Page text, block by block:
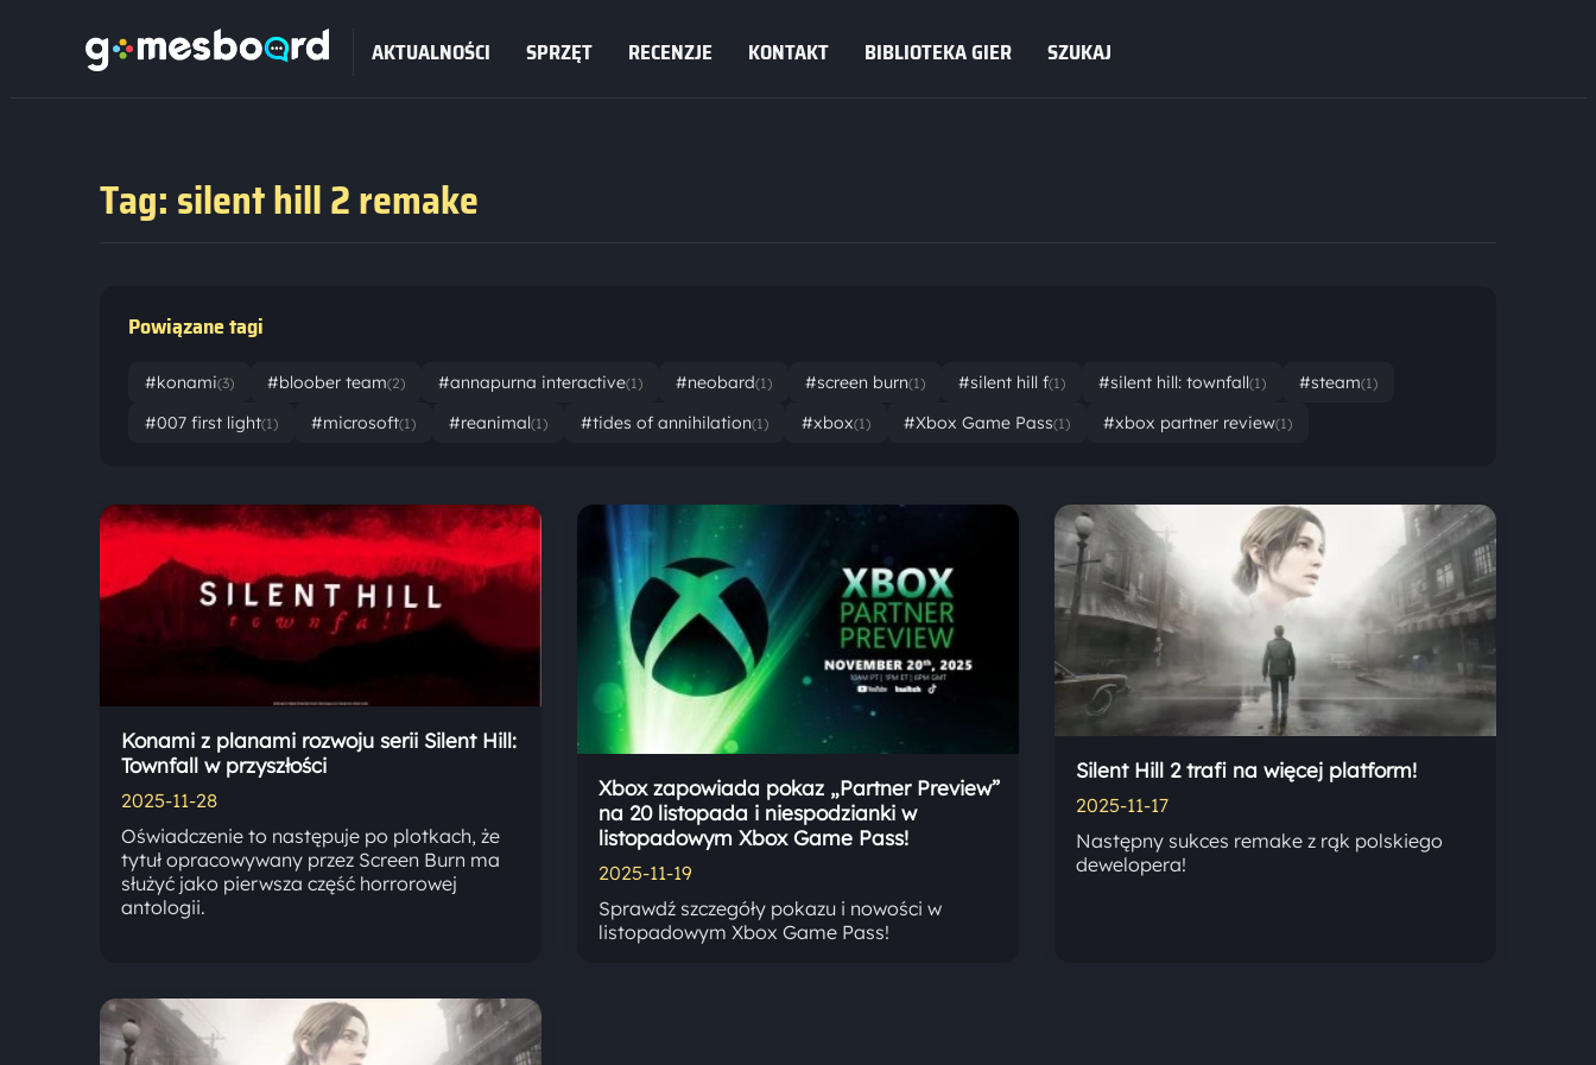
AKTUALNOŚCI SPRZĘT RECENZJE KONTAKT BIBLIOTEKA GIER SZUKAJ
Tag: silent hill 2 remake
Powiązane tagi
#konami(3) #bloober team(2) #annapurna interactive(1) #neobard(1) #screen burn(1) #silent hill f(1) #silent hill: townfall(1) #steam(1)
#007 first light(1) #microsoft(1) #reanimal(1) #tides of annihilation(1) #xbox(1) #Xbox Game Pass(1) #xbox partner review(1)
Konami z planami rozwoju serii Silent Hill:
Townfall w przyszłości
2025-11-28
Oświadczenie to następuje po plotkach, że
tytuł opracowywany przez Screen Burn ma
służyć jako pierwsza część horrorowej
antologii.
Xbox zapowiada pokaz „Partner Preview”
na 20 listopada i niespodzianki w
listopadowym Xbox Game Pass!
2025-11-19
Sprawdź szczegóły pokazu i nowości w
listopadowym Xbox Game Pass!
Silent Hill 2 trafi na więcej platform!
2025-11-17
Następny sukces remake z rąk polskiego
dewelopera!